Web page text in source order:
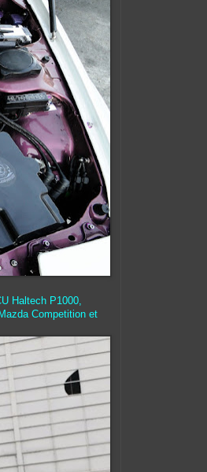
Haltech P1000,
Competition et